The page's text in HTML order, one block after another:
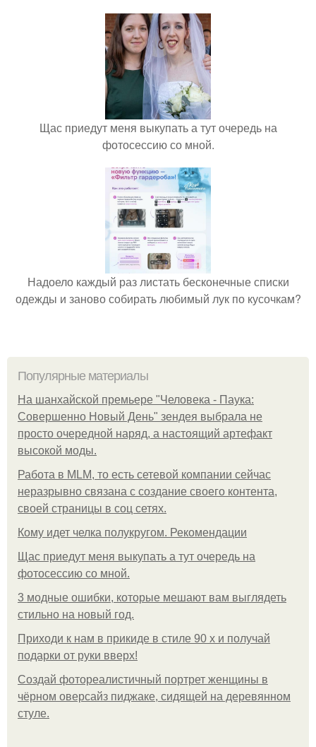
Щас приедут меня выкупать а тут очередь на
фотосессию со мной.
Надоело каждый раз листать бесконечные списки
одежды и заново собирать любимый лук по кусочкам?
Популярные материалы
На шанхайской премьере "Человека - Паука:
Совершенно Новый День" зендея выбрала не
просто очередной наряд, а настоящий артефакт
высокой моды.
Работа в MLM, то есть сетевой компании сейчас
неразрывно связана с создание своего контента,
своей страницы в соц сетях.
Кому идет челка полукругом. Рекомендации
Щас приедут меня выкупать а тут очередь на
фотосессию со мной.
3 модные ошибки, которые мешают вам выглядеть
стильно на новый год.
Приходи к нам в прикиде в стиле 90 х и получай
подарки от руки вверх!
Создай фотореалистичный портрет женщины в
чёрном оверсайз пиджаке, сидящей на деревянном
стуле.